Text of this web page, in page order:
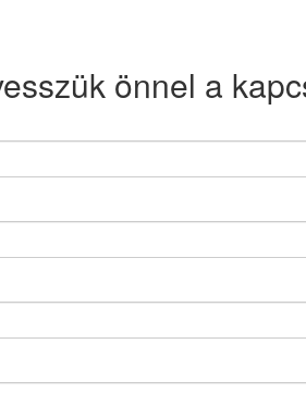
önnel a